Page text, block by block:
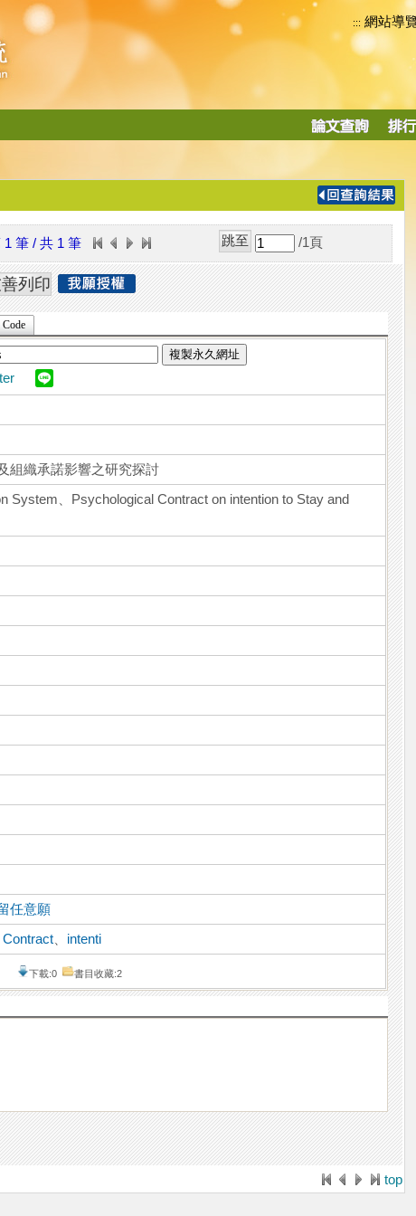
::: 網站導
導
1 筆 / 共 1 筆 /1 頁
複製永久網址
組織承諾影響之研究探討
System、Psychological Contract on intention to Stay and
任意願
Contract
intenti
下載:0 書目收藏:2
top